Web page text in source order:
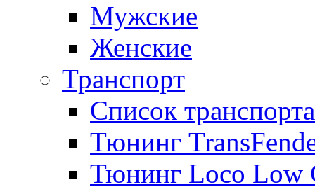
Мужские
Женские
Транспорт
Список транспорта
Тюнинг
Тюнинг Loco Low